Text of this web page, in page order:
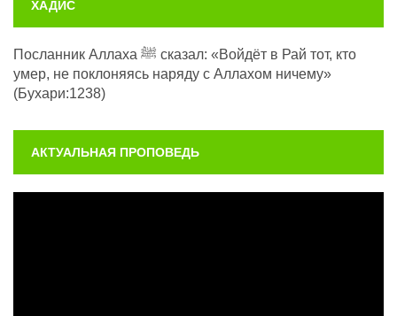
ХАДИС
Посланник Аллаха ﷺ сказал: «Войдёт в Рай тот, кто
умер, не поклоняясь наряду с Аллахом ничему»
(Бухари:1238)
АКТУАЛЬНАЯ ПРОПОВЕДЬ